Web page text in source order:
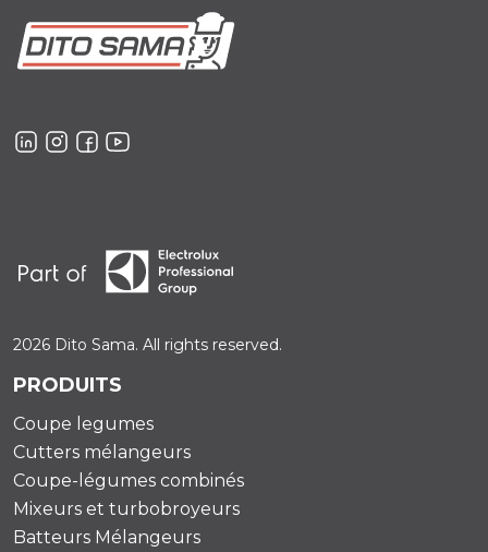
2026 Dito Sama. All rights reserved.
PRODUITS
Coupe legumes
Cutters mélangeurs
Coupe-légumes combinés
Mixeurs et turbobroyeurs
Batteurs Mélangeurs